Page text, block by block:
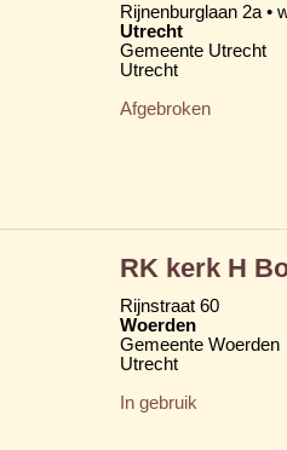
Rijnenburglaan 2a •
Utrecht
Gemeente Utrecht
Utrecht
Afgebroken
RK kerk H
Rijnstraat 60
Woerden
Gemeente Woerden
Utrecht
In gebruik